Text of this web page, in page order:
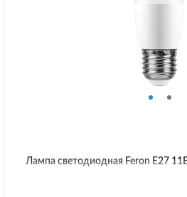
Лампа светодиодная Feron E27